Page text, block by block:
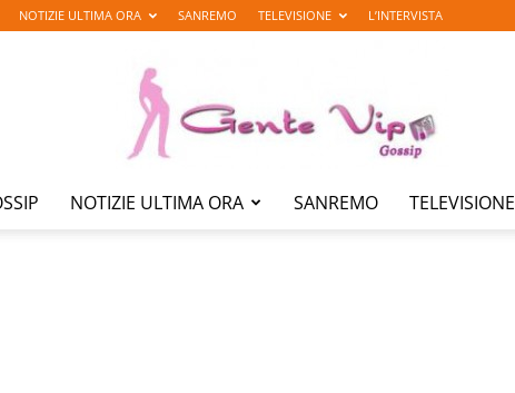
NOTIZIE ULTIMA ORA SANREMO TELEVISIONE L’INTERVISTA
NOTIZIE ULTIMA ORA SANREMO TELEVISIONE